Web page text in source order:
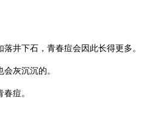
井下石，青春痘会因此长得更多。
灰沉沉的。
痘。